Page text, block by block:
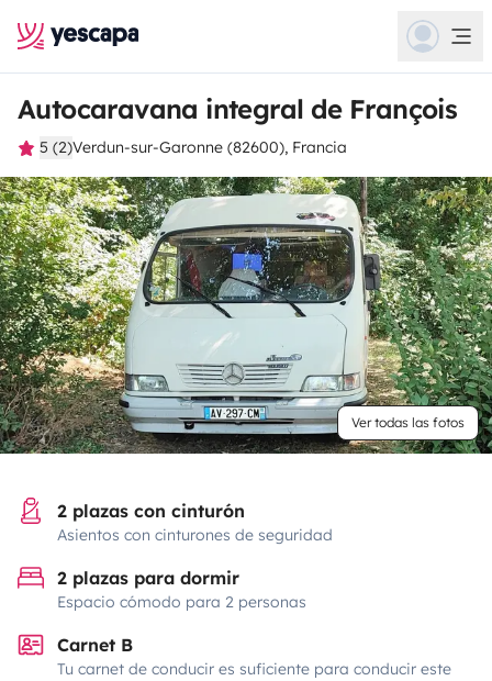
Autocaravana integral de François
5 (2)Verdun-sur-Garonne (82600), Francia
Ver todas las fotos
2 plazas con cinturón
Asientos con cinturones de seguridad
2 plazas para dormir
Espacio cómodo para 2 personas
Carnet B
Tu carnet de conducir es suficiente para conducir este